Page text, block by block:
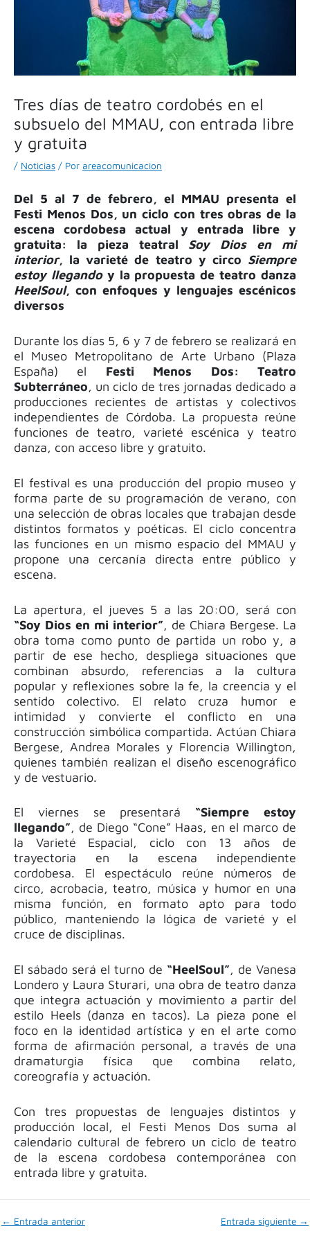
Tres días de teatro cordobés en el
subsuelo del MMAU, con entrada libre
y gratuita
/ Noticias / Por areacomunicacion
Del 5 al 7 de febrero, el MMAU presenta el
Festi Menos Dos, un ciclo con tres obras de la
escena cordobesa actual y entrada libre y
gratuita: la pieza teatral Soy Dios en mi
interior, la varieté de teatro y circo Siempre
estoy llegandoy la propuesta de teatro danza
HeelSoul, con enfoques y lenguajes escénicos
diversos
Durante los días 5, 6 y 7 de febrero se realizará en
el Museo Metropolitano de Arte Urbano (Plaza
España) el Festi Menos Dos: Teatro
Subterráneo, un ciclo de tres jornadas dedicado a
producciones recientes de artistas y colectivos
independientes de Córdoba. La propuesta reúne
funciones de teatro, varieté escénica y teatro
danza, con acceso libre y gratuito.
El festival es una producción del propio museo y
forma parte de su programación de verano, con
una selección de obras locales que trabajan desde
distintos formatos y poéticas. El ciclo concentra
las funciones en un mismo espacio del MMAU y
propone una cercanía directa entre público y
escena.
La apertura, el jueves 5 a las 20:00, será con
“Soy Dios en mi interior”, de Chiara Bergese. La
obra toma como punto de partida un robo y, a
partir de ese hecho, despliega situaciones que
combinan absurdo, referencias a la cultura
popular y reflexiones sobre la fe, la creencia y el
sentido colectivo. El relato cruza humor e
intimidad y convierte el conflicto en una
construcción simbólica compartida. Actúan Chiara
Bergese, Andrea Morales y Florencia Willington,
quienes también realizan el diseño escenográfico
y de vestuario.
El viernes se presentará “Siempre estoy
llegando”, de Diego “Cone” Haas, en el marco de
la Varieté Espacial, ciclo con 13 años de
trayectoria en la escena independiente
cordobesa. El espectáculo reúne números de
circo, acrobacia, teatro, música y humor en una
misma función, en formato apto para todo
público, manteniendo la lógica de varieté y el
cruce de disciplinas.
El sábado será el turno de “HeelSoul”, de Vanesa
Londero y Laura Sturari, una obra de teatro danza
que integra actuación y movimiento a partir del
estilo Heels (danza en tacos). La pieza pone el
foco en la identidad artística y en el arte como
forma de afirmación personal, a través de una
dramaturgia física que combina relato,
coreografía y actuación.
Con tres propuestas de lenguajes distintos y
producción local, el Festi Menos Dos suma al
calendario cultural de febrero un ciclo de teatro
de la escena cordobesa contemporánea con
entrada libre y gratuita.
← Entrada anterior Entrada siguiente →